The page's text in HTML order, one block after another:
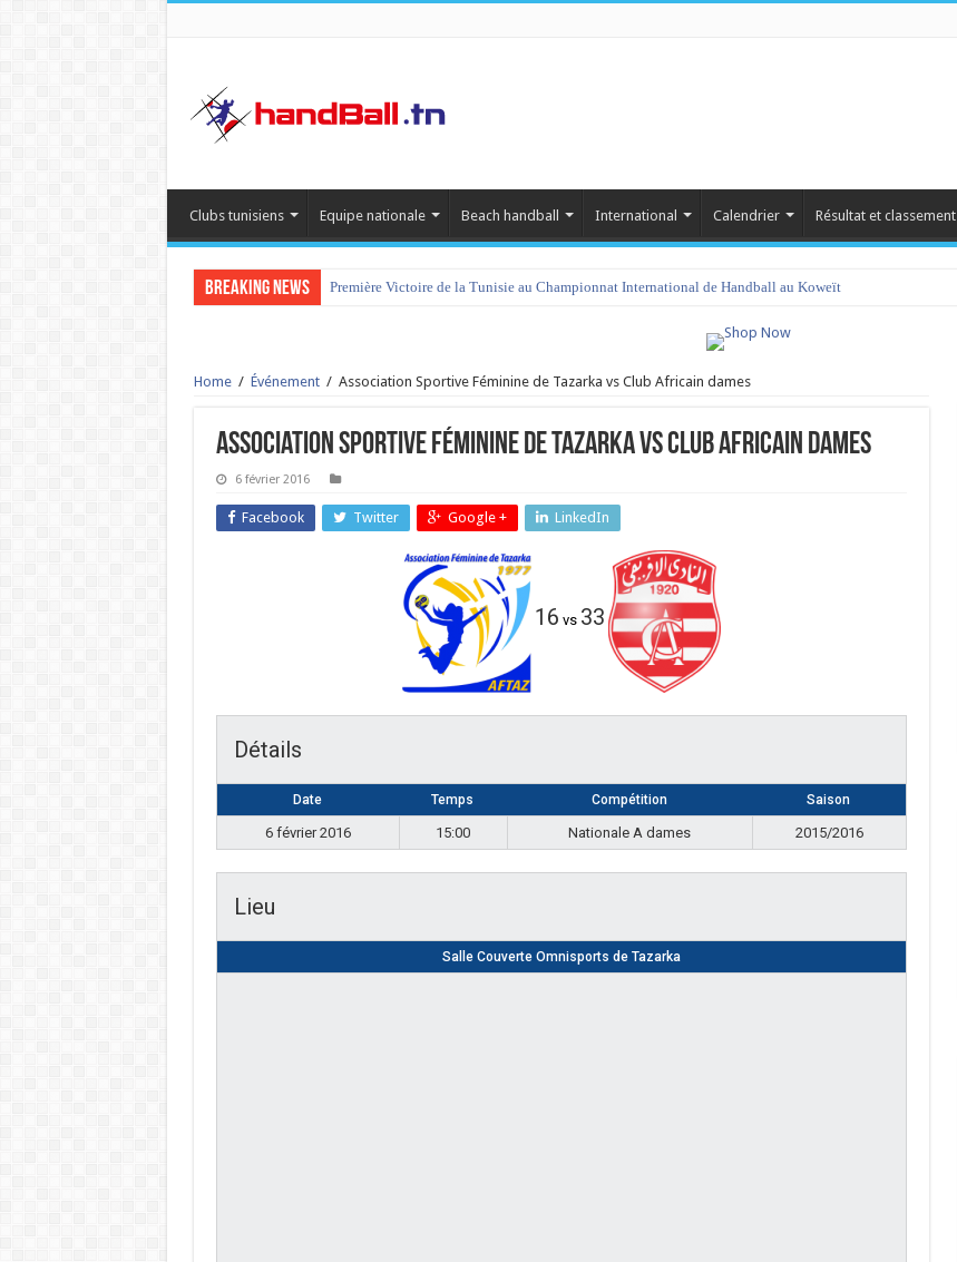
Clubs tunisiens Equipe nationale Beach handball International Calendrier Résultat et classement
Breaking News Première Victoire de la Tunisie au Championnat International de Handball au Koweït
Home / Événement / Association Sportive Féminine de Tazarka vs Club Africain dames
Association Sportive Féminine de Tazarka vs Club Africain dames
6 février 2016
Facebook Twitter Google + LinkedIn
16 vs 33
Détails
Date Temps Compétition Saison
6 février 2016 15:00 Nationale A dames 2015/2016
Lieu
Salle Couverte Omnisports de Tazarka